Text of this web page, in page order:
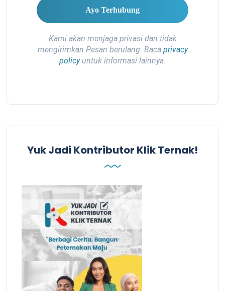
Kami akan menjaga privasi dan tidak
mengirimkan Pesan berulang. Baca privacy
policyuntuk informasi lainnya.
Yuk Jadi Kontributor Klik Ternak!